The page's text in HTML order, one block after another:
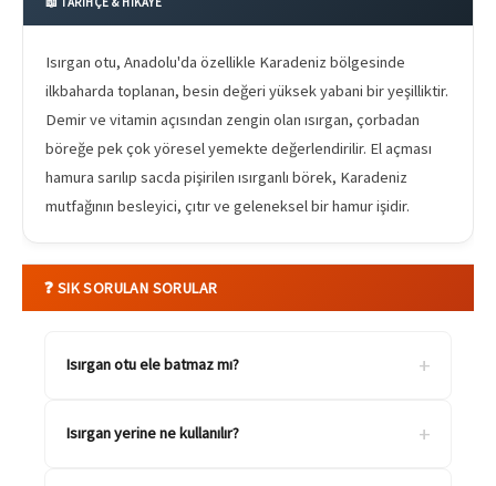
Isırgan otu, Anadolu'da özellikle Karadeniz bölgesinde
ilkbaharda toplanan, besin değeri yüksek yabani bir yeşilliktir.
Demir ve vitamin açısından zengin olan ısırgan, çorbadan
böreğe pek çok yöresel yemekte değerlendirilir. El açması
hamura sarılıp sacda pişirilen ısırganlı börek, Karadeniz
mutfağının besleyici, çıtır ve geleneksel bir hamur işidir.
❓ SIK SORULAN SORULAR
Isırgan otu ele batmaz mı? +
Isırgan yerine ne kullanılır? +